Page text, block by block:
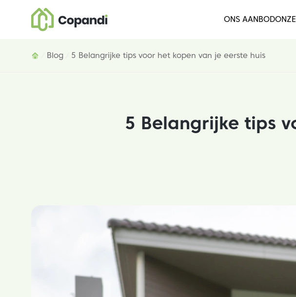
ONS AANBOD
Blog 5 Belangrijke tips voor het kopen van je eerste huis
5 Belangrijke tips